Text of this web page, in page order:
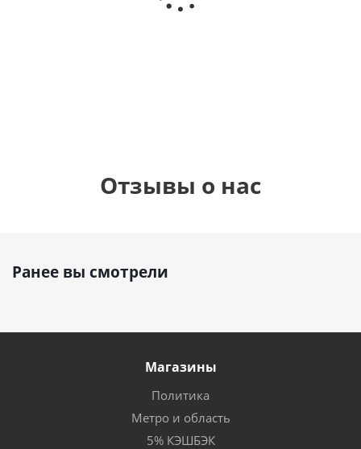
Сердце розовое
Отзывы о нас
Ранее вы смотрели
Магазины
Политика
Метро и область
5% КЭШБЭК